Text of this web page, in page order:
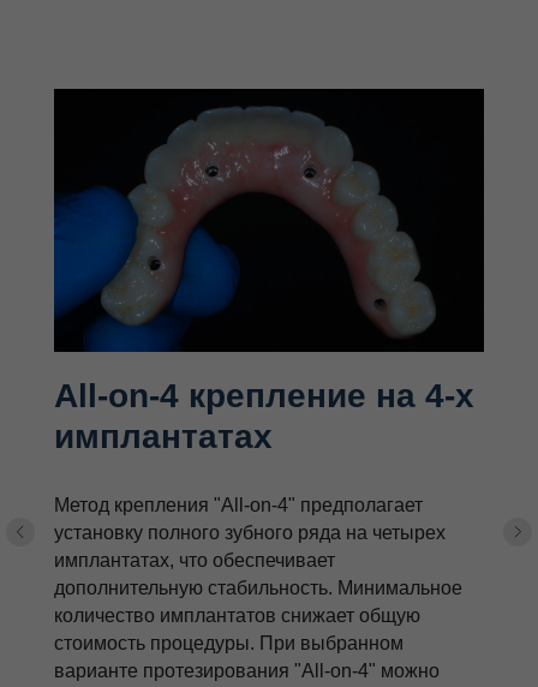
All-on-4 крепление на 4-х
имплантатах
Метод крепления "All-on-4" предполагает
установку полного зубного ряда на четырех
имплантатах, что обеспечивает
дополнительную стабильность. Минимальное
количество имплантатов снижает общую
стоимость процедуры. При выбранном
варианте протезирования "All-on-4" можно